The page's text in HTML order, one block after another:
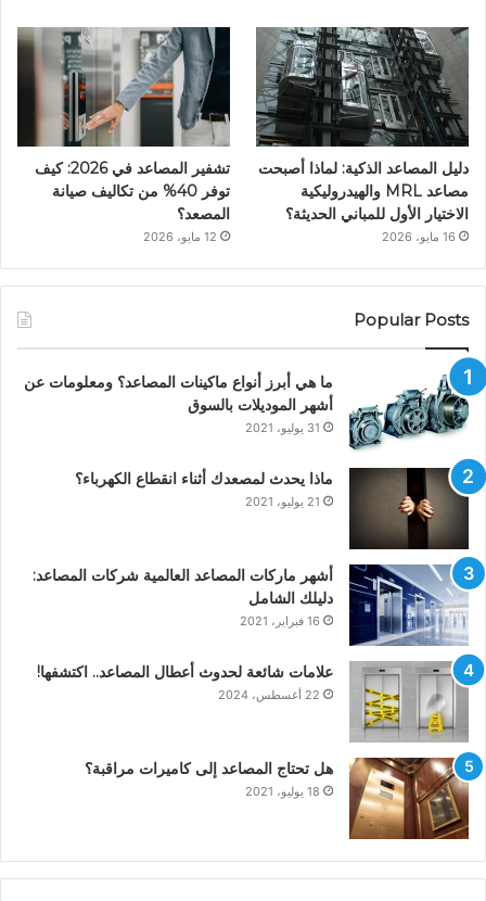
دليل المصاعد الذكية: لماذا أصبحت
مصاعد MRL والهيدروليكية
الاختيار الأول للمباني الحديثة؟
16 مايو، 2026
تشفير المصاعد في 2026: كيف
توفر 40% من تكاليف صيانة
المصعد؟
12 مايو، 2026
Popular Posts
ما هي أبرز أنواع ماكينات المصاعد؟ ومعلومات عن
أشهر الموديلات بالسوق
31 يوليو، 2021
ماذا يحدث لمصعدك أثناء انقطاع الكهرباء؟
21 يوليو، 2021
أشهر ماركات المصاعد العالمية شركات المصاعد:
دليلك الشامل
16 فبراير، 2021
علامات شائعة لحدوث أعطال المصاعد.. اكتشفها!
22 أغسطس، 2024
هل تحتاج المصاعد إلى كاميرات مراقبة؟
18 يوليو، 2021